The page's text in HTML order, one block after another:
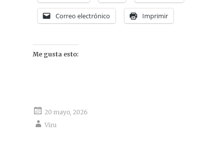
Correo electrónico Imprimir
Me gusta esto:
20 mayo, 2026
Viru